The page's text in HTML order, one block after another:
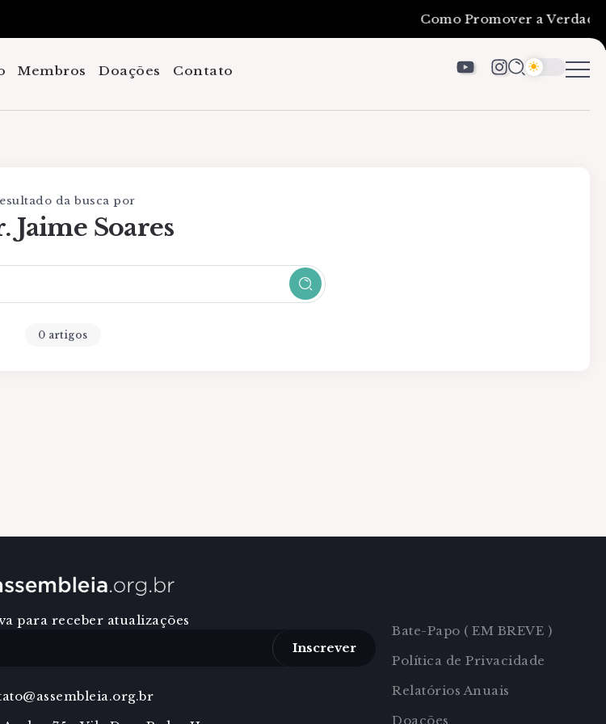
Como Promover a
Membros Doações Contato
da busca por
Jaime Soares
0 artigos
para receber atualizações
Inscrever
Bate-Papo ( EM BREVE )
Política de Privacidade
Relatórios Anuais
Doações